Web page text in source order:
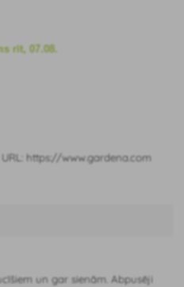
rīt, 07.08.
URL: https://www.gardena.com
un gar sienām. Abpusēji